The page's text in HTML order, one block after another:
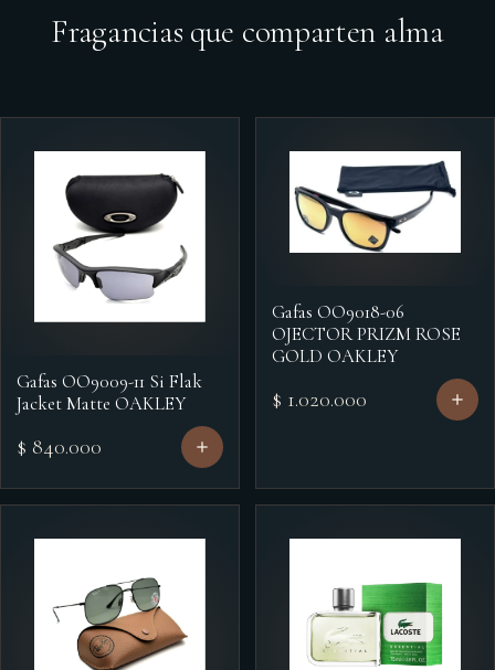
Fragancias que comparten alma
Gafas OO9009-11 Si Flak
Jacket Matte OAKLEY
$ 840.000
Gafas OO9018-06
OJECTOR PRIZM ROSE
GOLD OAKLEY
$ 1.020.000